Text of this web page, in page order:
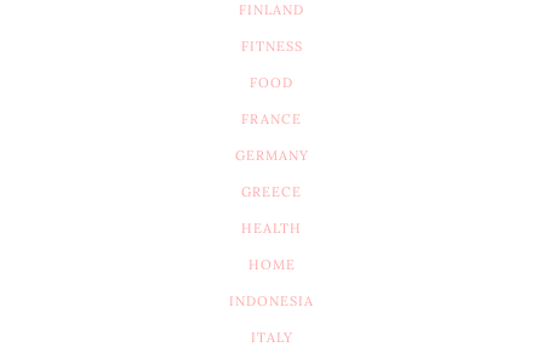
FINLAND
FITNESS
FOOD
FRANCE
GERMANY
GREECE
HEALTH
HOME
INDONESIA
ITALY